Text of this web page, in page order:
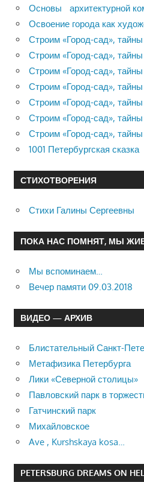
Основы архитектурной
Освоение города как
Строим «Город-сад», тайны
Строим «Город-сад»,
Строим «Город-сад»,
Строим «Город-сад»,
Строим «Город-сад»,
Строим «Город-сад»,
Строим «Город-сад»,
1001 Петербургская сказка
СТИХОТВОРЕНИЯ
Стихи Галины Сергеевны
ПОКА НАС ПОМНЯТ, МЫ
Мы вспоминаем…
Вечер памяти 09.03.2018
ВИДЕО — АРХИВ
Блистательный Санкт-
Метафизика Петербурга
Лики «Северной столицы»
Павловский парк в
Гатчинский парк
Михайловское
Ave , Kurshskaya kosa…
PETERSBURG DREAMS ON